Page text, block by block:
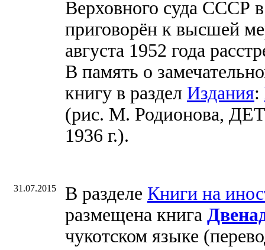
Верховного суда СССР
приговорён к высшей
августа 1952 года
В память о
книгу в раздел Издания:
(рис. М. Родионова,
1936 г.).
31.07.2015 В разделе Книги на
размещена книга
чукотском языке